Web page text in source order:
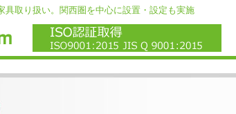
取り扱い。関西圏を中心に設置・設定も実施